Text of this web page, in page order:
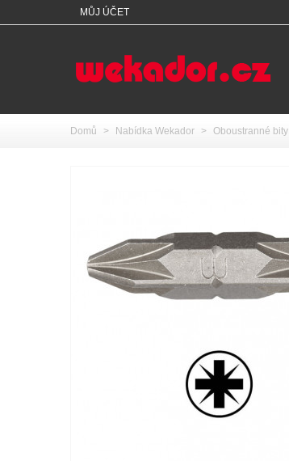
MŮJ ÚČET
Domů > Nabídka Wekador > Oboustranné bity